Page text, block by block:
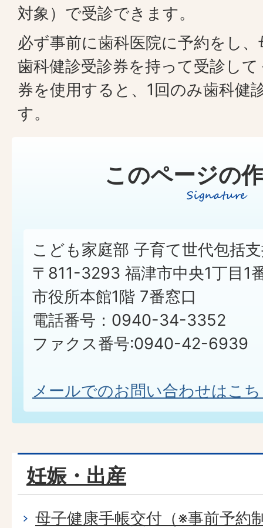
対象）で受診できます。
必ず事前に歯科医院に予約をし
歯科健診受診券を持って受診し
券を使用すると、1回のみ歯科健
す。
このページの
こども家庭部 子育て世代包括
〒811-3293 福津市中央1丁目1
市役所本館1階 7番窓口
電話番号：0940-34-3352
ファクス番号:0940-42-6939
メールでのお問い合わせはこ
妊娠・出産
母子健康手帳交付（※事前予約